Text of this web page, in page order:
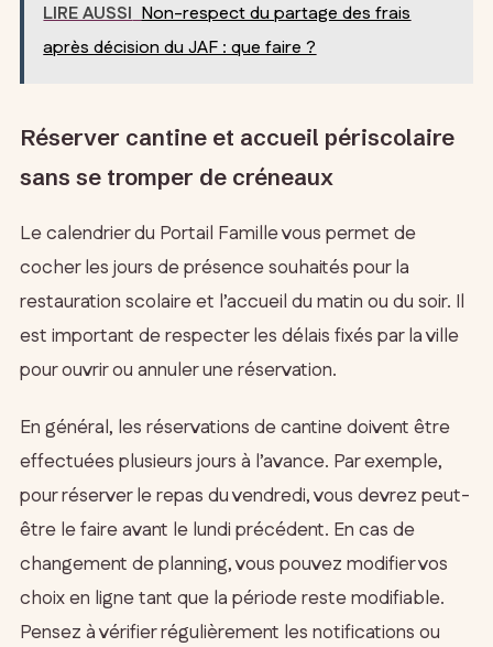
LIRE AUSSI Non-respect du partage des frais
après décision du JAF : que faire ?
Réserver cantine et accueil périscolaire
sans se tromper de créneaux
Le calendrier du Portail Famille vous permet de
cocher les jours de présence souhaités pour la
restauration scolaire et l’accueil du matin ou du soir. Il
est important de respecter les délais fixés par la ville
pour ouvrir ou annuler une réservation.
En général, les réservations de cantine doivent être
effectuées plusieurs jours à l’avance. Par exemple,
pour réserver le repas du vendredi, vous devrez peut-
être le faire avant le lundi précédent. En cas de
changement de planning, vous pouvez modifier vos
choix en ligne tant que la période reste modifiable.
Pensez à vérifier régulièrement les notifications ou